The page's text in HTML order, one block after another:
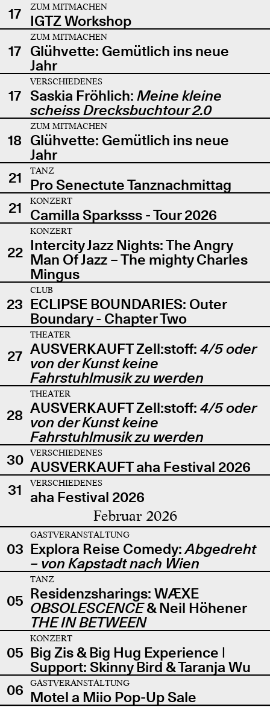
17
ZUM MITMACHEN
IGTZ Workshop
17
ZUM MITMACHEN
Glühvette: Gemütlich ins neue
Jahr
17
VERSCHIEDENES
Saskia Fröhlich: Meine kleine
scheiss Drecksbuchtour 2.0
18
ZUM MITMACHEN
Glühvette: Gemütlich ins neue
Jahr
21
TANZ
Pro Senectute Tanznachmittag
21
KONZERT
Camilla Sparksss - Tour 2026
22
KONZERT
Intercity Jazz Nights: The Angry
Man Of Jazz – The mighty Charles
Mingus
23
CLUB
ECLIPSE BOUNDARIES: Outer
Boundary - Chapter Two
27
THEATER
AUSVERKAUFT Zell:stoff: 4/5 oder
von der Kunst keine
Fahrstuhlmusik zu werden
28
THEATER
AUSVERKAUFT Zell:stoff: 4/5 oder
von der Kunst keine
Fahrstuhlmusik zu werden
30
VERSCHIEDENES
AUSVERKAUFT aha Festival 2026
31
VERSCHIEDENES
aha Festival 2026
Februar 2026
03
GASTVERANSTALTUNG
Explora Reise Comedy:Abgedreht
– von Kapstadt nach Wien
05
TANZ
Residenzsharings: WÆXE
OBSOLESCENCE& Neil Höhener
THE IN BETWEEN
05
KONZERT
Big Zis & Big Hug Experience |
Support: Skinny Bird & Taranja Wu
06
GASTVERANSTALTUNG
Motel a Miio Pop-Up Sale